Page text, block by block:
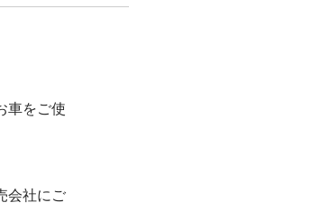
車をご使
会社にご